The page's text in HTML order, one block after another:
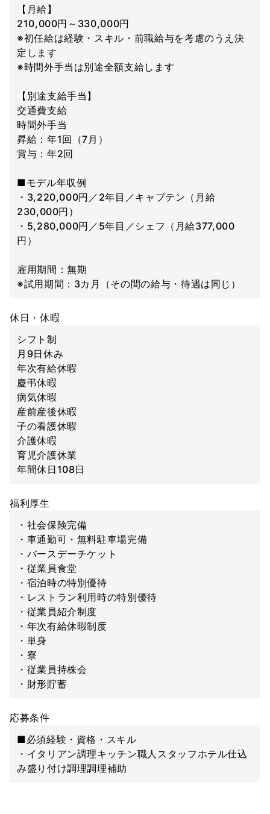
【月給】
210,000円～330,000円
※初任給は経験・スキル・前職給与を考慮のうえ決
定します
※時間外手当は別途全額支給します
【別途支給手当】
交通費支給
時間外手当
昇給：年1回（7月）
賞与：年2回
■モデル年収例
・3,220,000円／2年目／キャプテン（月給
230,000円）
・5,280,000円／5年目／シェフ（月給377,000
円）
雇用期間：無期
※試用期間：3カ月（その間の給与・待遇は同じ）
休日・休暇
シフト制
月9日休み
年次有給休暇
慶弔休暇
病気休暇
産前産後休暇
子の看護休暇
介護休暇
育児介護休業
年間休日108日
福利厚生
・社会保険完備
・車通勤可・無料駐車場完備
・バースデーチケット
・従業員食堂
・宿泊時の特別優待
・レストラン利用時の特別優待
・従業員紹介制度
・年次有給休暇制度
・単身
・寮
・従業員持株会
・財形貯蓄
応募条件
■必須経験・資格・スキル
・イタリアン調理キッチン職人スタッフホテル仕込
み盛り付け調理調理補助